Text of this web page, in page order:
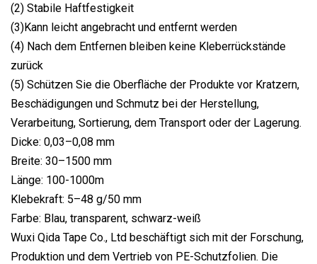
(2) Stabile Haftfestigkeit
(3)Kann leicht angebracht und entfernt werden
(4) Nach dem Entfernen bleiben keine Kleberrückstände
zurück
(5) Schützen Sie die Oberfläche der Produkte vor Kratzern,
Beschädigungen und Schmutz bei der Herstellung,
Verarbeitung, Sortierung, dem Transport oder der Lagerung.
Dicke: 0,03–0,08 mm
Breite: 30–1500 mm
Länge: 100-1000m
Klebekraft: 5–48 g/50 mm
Farbe: Blau, transparent, schwarz-weiß
Wuxi Qida Tape Co., Ltd beschäftigt sich mit der Forschung,
Produktion und dem Vertrieb von PE-Schutzfolien. Die